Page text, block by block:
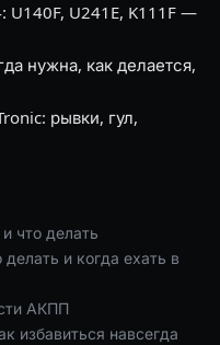
U140F, U241E, K111F —
нужна, как делается,
рывки, гул,
что делать
и когда ехать в
АКПП
избавиться навсегда